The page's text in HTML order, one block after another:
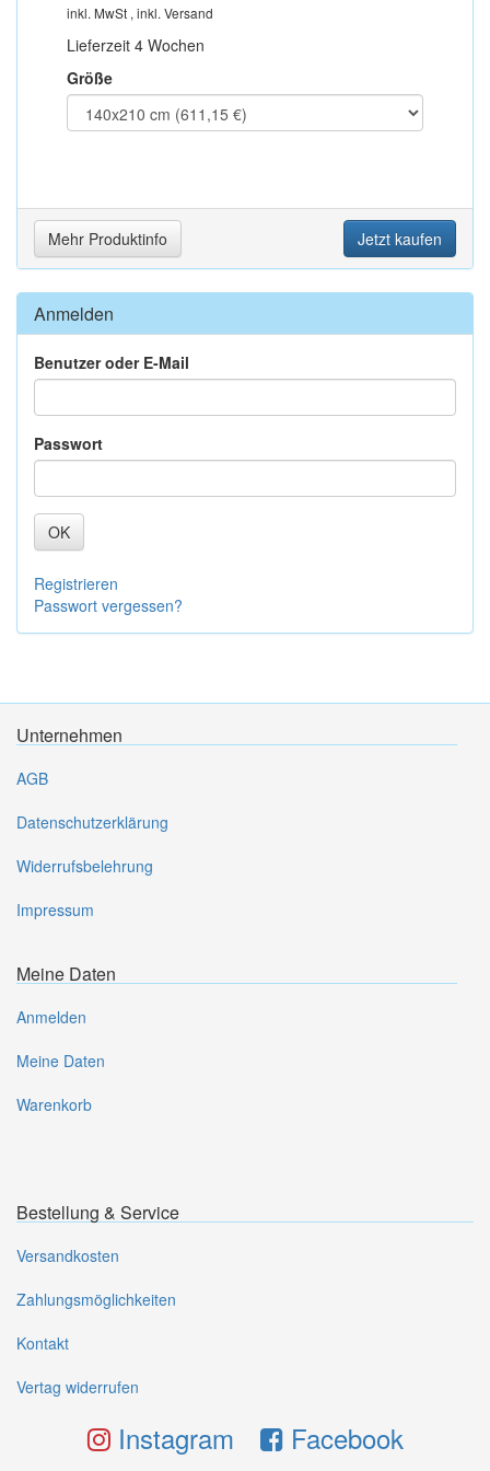
inkl. MwSt , inkl. Versand
Lieferzeit 4 Wochen
Größe
Mehr Produktinfo Jetzt kaufen
Anmelden
Benutzer oder E-Mail
Passwort
OK
Registrieren
Passwort vergessen?
Unternehmen
AGB
Datenschutzerklärung
Widerrufsbelehrung
Impressum
Meine Daten
Anmelden
Meine Daten
Warenkorb
Bestellung & Service
Versandkosten
Zahlungsmöglichkeiten
Kontakt
Vertag widerrufen
Instagram Facebook